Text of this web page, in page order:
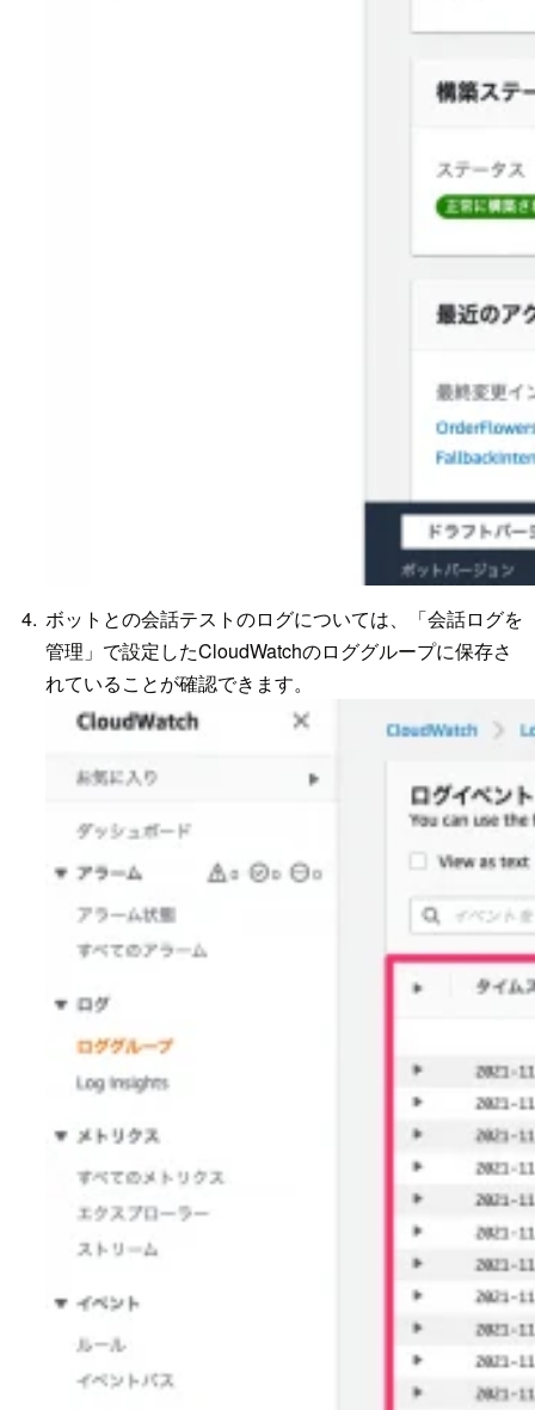
ボットとの会話テストのログについては、「会話ログを
管理」で設定したCloudWatchのロググループに保存さ
れていることが確認できます。